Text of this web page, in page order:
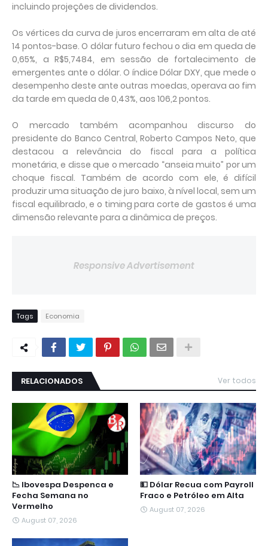
incluindo projeções de dividendos.
Os vértices da curva de juros encerraram em alta de até
14 pontos-base. O dólar futuro fechou o dia em queda de
0,65%, a R$5,7484, em sessão de fortalecimento de
emergentes ante o dólar. O índice Dólar DXY, que mede o
desempenho deste ante outras moedas, operava ao fim
da tarde em queda de 0,43%, aos 106,2 pontos.
O mercado também acompanhou discurso do
presidente do Banco Central, Roberto Campos Neto, que
destacou a relevância do fiscal para a política
monetária, e disse que o mercado “anseia muito” por um
choque fiscal. Também de acordo com ele, é difícil
produzir uma situação de juro baixo, à nível local, sem um
fiscal equilibrado, e o timing para corte de gastos é uma
dimensão relevante para a dinâmica de preços.
Responsive Advertisement
Tags Economia
RELACIONADOS Ver todos
📉 Ibovespa Despenca e
Fecha Semana no
Vermelho
August 07, 2026
💵 Dólar Recua com Payroll
Fraco e Petróleo em Alta
August 07, 2026